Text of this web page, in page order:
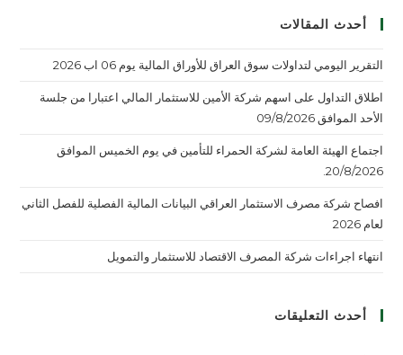
أحدث المقالات
التقرير اليومي لتداولات سوق العراق للأوراق المالية يوم 06 اب 2026
اطلاق التداول على اسهم شركة الأمين للاستثمار المالي اعتبارا من جلسة
الأحد الموافق 09/8/2026
اجتماع الهيئة العامة لشركة الحمراء للتأمين في يوم الخميس الموافق
20/8/2026.
افصاح شركة مصرف الاستثمار العراقي البيانات المالية الفصلية للفصل الثاني
لعام 2026
انتهاء اجراءات شركة المصرف الاقتصاد للاستثمار والتمويل
أحدث التعليقات